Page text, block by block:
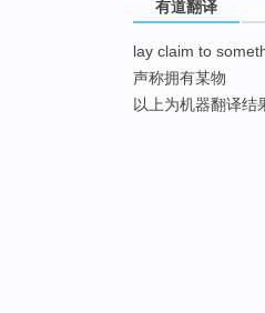
有道翻译
lay claim to
声称拥有某物
以上为机器翻译结